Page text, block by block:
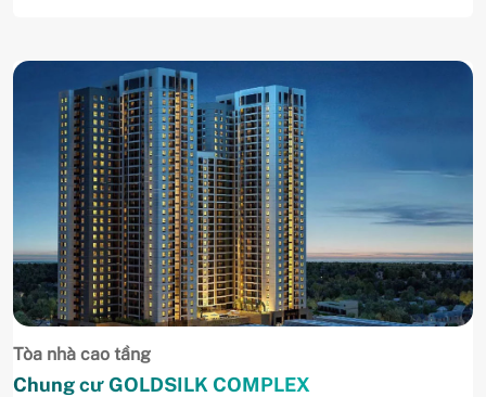
Tòa nhà cao tầng
Chung cư GOLDSILK COMPLEX